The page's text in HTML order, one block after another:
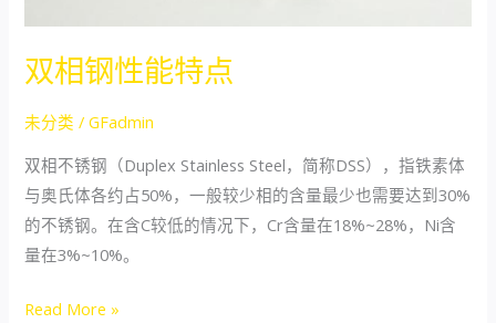
双相钢性能特点
未分类 /GFadmin
双相不锈钢（Duplex Stainless Steel，简称DSS），指铁素体
与奥氏体各约占50%，一般较少相的含量最少也需要达到30%
的不锈钢。在含C较低的情况下，Cr含量在18%~28%，Ni含
量在3%~10%。
Read More »